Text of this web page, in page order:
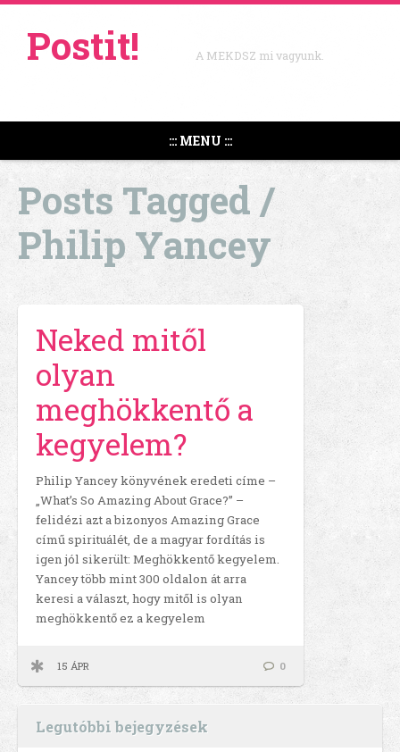
Postit! A MEKDSZ mi vagyunk.
::: MENU :::
Posts Tagged /
Philip Yancey
Neked mitől
olyan
meghökkentő a
kegyelem?
Philip Yancey könyvének eredeti címe –
„What’s So Amazing About Grace?” –
felidézi azt a bizonyos Amazing Grace
című spirituálét, de a magyar fordítás is
igen jól sikerült: Meghökkentő kegyelem.
Yancey több mint 300 oldalon át arra
keresi a választ, hogy mitől is olyan
meghökkentő ez a kegyelem
15 ÁPR 0
Legutóbbi bejegyzések